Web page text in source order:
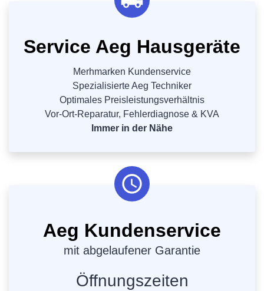
Service Aeg Hausgeräte
Merhmarken Kundenservice
Spezialisierte Aeg Techniker
Optimales Preisleistungsverhältnis
Vor-Ort-Reparatur, Fehlerdiagnose & KVA
Immer in der Nähe
Aeg Kundenservice
mit abgelaufener Garantie
Öffnungszeiten